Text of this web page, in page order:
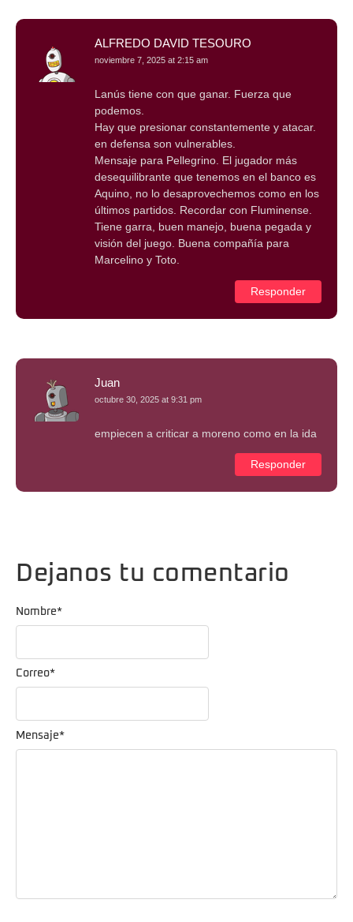
ALFREDO DAVID TESOURO
noviembre 7, 2025 at 2:15 am
Lanús tiene con que ganar. Fuerza que
podemos.
Hay que presionar constantemente y atacar.
en defensa son vulnerables.
Mensaje para Pellegrino. El jugador más
desequilibrante que tenemos en el banco es
Aquino, no lo desaprovechemos como en los
últimos partidos. Recordar con Fluminense.
Tiene garra, buen manejo, buena pegada y
visión del juego. Buena compañía para
Marcelino y Toto.
Responder
Juan
octubre 30, 2025 at 9:31 pm
empiecen a criticar a moreno como en la ida
Responder
Dejanos tu comentario
Mensaje*
Nombre*
Correo*